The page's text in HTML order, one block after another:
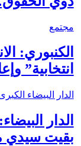
مجتمع
الكنبوري:
انتخابية”
الدار البيضاء
الدار
بقيت سيدي